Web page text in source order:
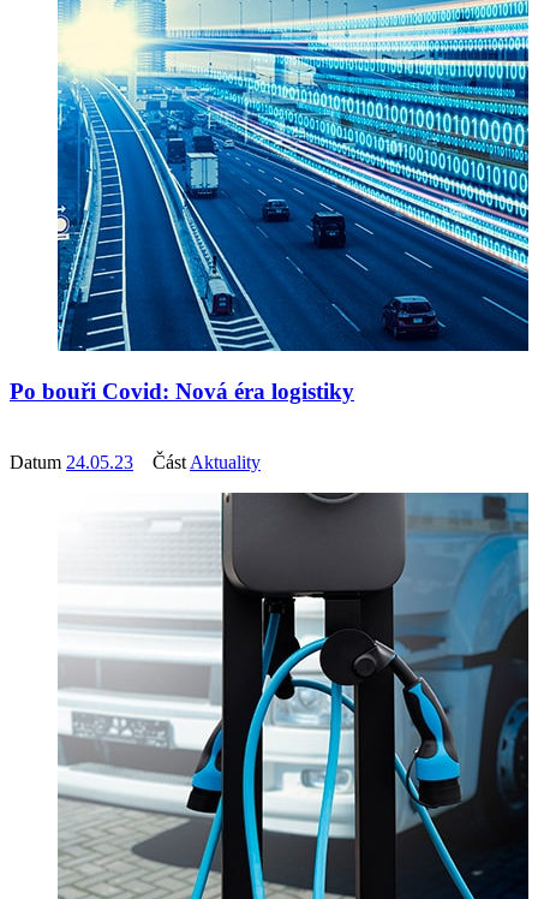
Po bouři Covid: Nová éra logistiky
Datum 24.05.23 Část Aktuality